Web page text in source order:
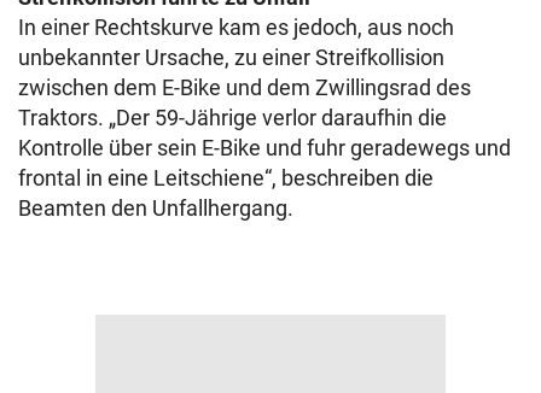
In einer Rechtskurve kam es jedoch, aus noch
unbekannter Ursache, zu einer Streifkollision
zwischen dem E-Bike und dem Zwillingsrad des
Traktors. „Der 59-Jährige verlor daraufhin die
Kontrolle über sein E-Bike und fuhr geradewegs und
frontal in eine Leitschiene“, beschreiben die
Beamten den Unfallhergang.